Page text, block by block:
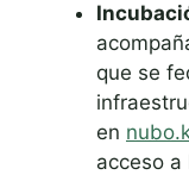
que se
en
acceso